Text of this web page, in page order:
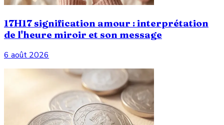
17H17 signification amour : interprétation
de l'heure miroir et son message
6 août 2026